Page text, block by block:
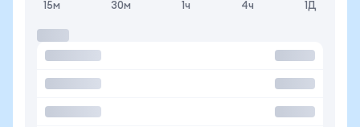
15м 30м 1ч 4ч 1Д